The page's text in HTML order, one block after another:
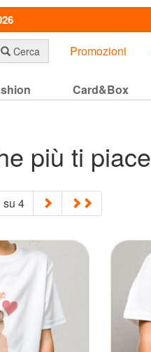
Cerca Promozioni
Card&Box
più ti piace
su 4